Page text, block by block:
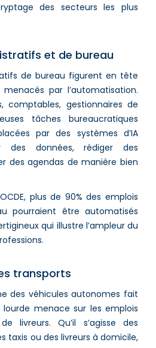
des secteurs les plus
et de bureau
de bureau figurent en tête
par l’automatisation.
comptables, gestionnaires de
tâches bureaucratiques
par des systèmes d’IA
des données, rédiger des
des agendas de manière bien
plus de 90% des emplois
pourraient être automatisés
qui illustre l’ampleur du
transports
des véhicules autonomes fait
menace sur les emplois
livreurs. Qu’il s’agisse des
taxis ou des livreurs à domicile,